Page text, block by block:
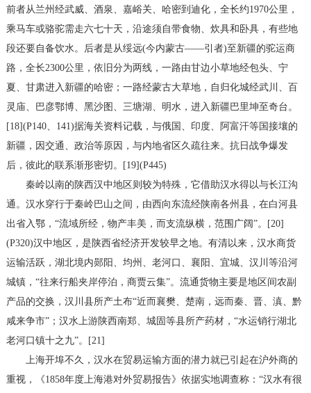
前者从兰州经武威、酒泉、嘉峪关、哈密到迪化，全长约1970公里，
乘马车或骆驼需走六七十天，沿途须自带食物、炊具和卧具，有些地
段还要自备饮水。后者是从绥远(今内蒙古——引者)至新疆的驼运商
路，全长2300公里，依旧分为两线，一路由甘边小草地经包头、宁
夏、甘肃进入新疆的哈密；一路经蒙古大草地，自归化城经武川、百
灵庙、巴彦鄂博、黑沙图、三塘湖、明水，进入新疆巴里坤至奇台。
[18](P140、141)据海关资料记载，与俄国、印度、阿富汗等国接壤的
新疆，因交通、政治等原因，与内地省区久疏往来。抗日战争爆发
后，彼此的联系渐形密切。[19](P445)
秦岭以南的陕西汉中地区则较为特殊，它借助汉水得以与长江沟
通。汉水穿行于秦岭巴山之间，由西向东流经陕南各州县，在白河县
出省入鄂，“流域所经，物产丰美，而支流纵横，范围广阔”。[20]
(P320)汉中地区，是陕西省经济开发较早之地。有清以来，汉水商货
运输活跃，湖北境内郧阳、均州、老河口、襄阳、宜城、汉川等沿河
城镇，“往来行船夹岸停泊，商贾云集”。流通货物主要是地区间农副
产品的交换，汉川县所产土布“近而襄樊、楚南，远而秦、晋、滇、黔
咸来争市”；汉水上游陕西南郑、城固等县所产药材，“水运销行湖北
老河口镇十之九”。[21]
上海开埠不久，汉水在贸易运输方面的潜力就已引起在沪外商的
重视，《1858年度上海港对外贸易报告》依据实地调查称：“汉水有很